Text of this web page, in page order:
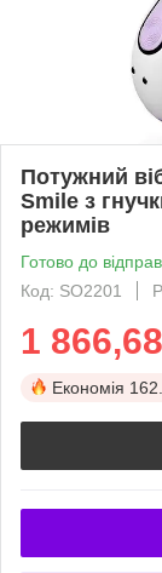
Потужний
Smile з
режимів
Готово до
Код: SO2201
1 866,68
Економія